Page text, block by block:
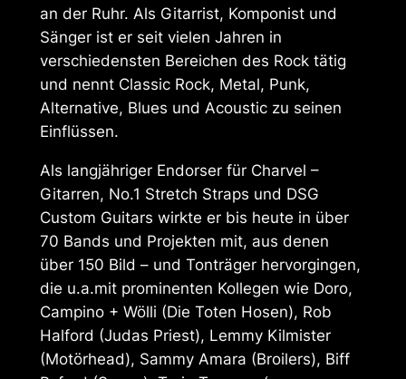
an der Ruhr. Als Gitarrist, Komponist und
Sänger ist er seit vielen Jahren in
verschiedensten Bereichen des Rock tätig
und nennt Classic Rock, Metal, Punk,
Alternative, Blues und Acoustic zu seinen
Einflüssen.
Als langjähriger Endorser für Charvel –
Gitarren, No.1 Stretch Straps und DSG
Custom Guitars wirkte er bis heute in über
70 Bands und Projekten mit, aus denen
über 150 Bild – und Tonträger hervorgingen,
die u.a.mit prominenten Kollegen wie Doro,
Campino + Wölli (Die Toten Hosen), Rob
Halford (Judas Priest), Lemmy Kilmister
(Motörhead), Sammy Amara (Broilers), Biff